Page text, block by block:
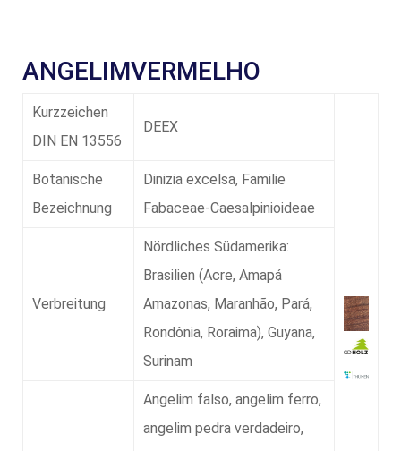
ANGELIMVERMELHO
Kurzzeichen
DIN EN 13556
DEEX
Botanische
Bezeichnung
Dinizia excelsa, Familie
Fabaceae-Caesalpinioideae
Verbreitung
Nördliches Südamerika:
Brasilien (Acre, Amapá
Amazonas, Maranhão, Pará,
Rondônia, Roraima), Guyana,
Surinam
Angelim falso, angelim ferro,
angelim pedra verdadeiro,